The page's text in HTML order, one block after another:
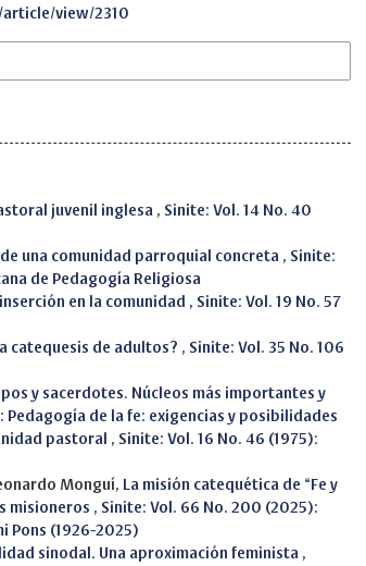
article/view/2310
juvenil inglesa , Sinite: Vol. 14 No. 40
una comunidad parroquial concreta , Sinite:
de Pedagogía Religiosa
en la comunidad , Sinite: Vol. 19 No. 57
catequesis de adultos? , Sinite: Vol. 35 No. 106
y sacerdotes. Núcleos más importantes y
Pedagogía de la fe: exigencias y posibilidades
pastoral , Sinite: Vol. 16 No. 46 (1975):
Monguí,
La misión catequética de “Fe y
misioneros , Sinite: Vol. 66 No. 200 (2025):
Pons (1926-2025)
sinodal. Una aproximación feminista ,